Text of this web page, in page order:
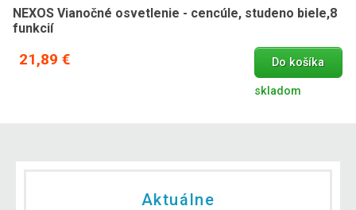
NEXOS Vianočné osvetlenie - cencúle, studeno biele,8
funkcií
21,89 € Do košíka
skladom
Aktuálne